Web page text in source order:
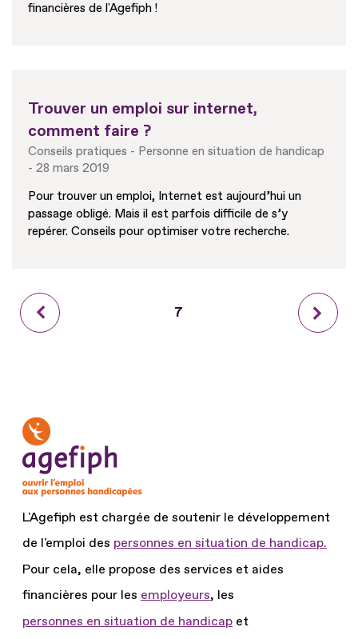
financières de l'Agefiph !
Trouver un emploi sur internet,
comment faire ?
Conseils pratiques
Personne en situation de handicap
28 mars 2019
Pour trouver un emploi, Internet est aujourd’hui un
passage obligé. Mais il est parfois difficile de s’y
repérer. Conseils pour optimiser votre recherche.
Page Page
7 Page
L'Agefiph est chargée de soutenir le développement
de l'emploi des personnes en situation de handicap.
Pour cela, elle propose des services et aides
financières pour les employeurs, les
personnes en situation de handicap et